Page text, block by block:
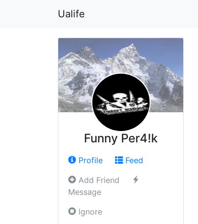
Ualife
Funny Per4!k
Profile
Feed
Add Friend
Message
Ignore